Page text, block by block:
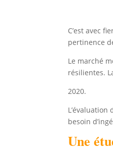
C’est avec
pertinence
Le marché
résilientes.
2020.
besoin
Une